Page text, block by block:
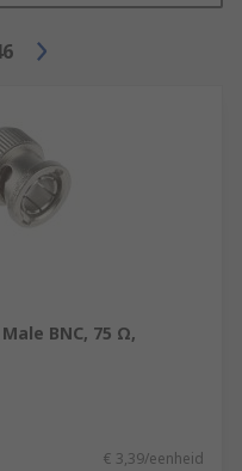
BNC, 75 Ω,
€ 3,39/eenheid